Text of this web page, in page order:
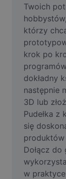
AI Inpainting
Face Cutout
Film
Usuń tło filmu
Ulepsz
Edytor
Przycinaj
Dodaj
Twoich
którzy
krok po
dokładny
następnie
3D lub
Pudełka z
się
produktów
Dołącz
w